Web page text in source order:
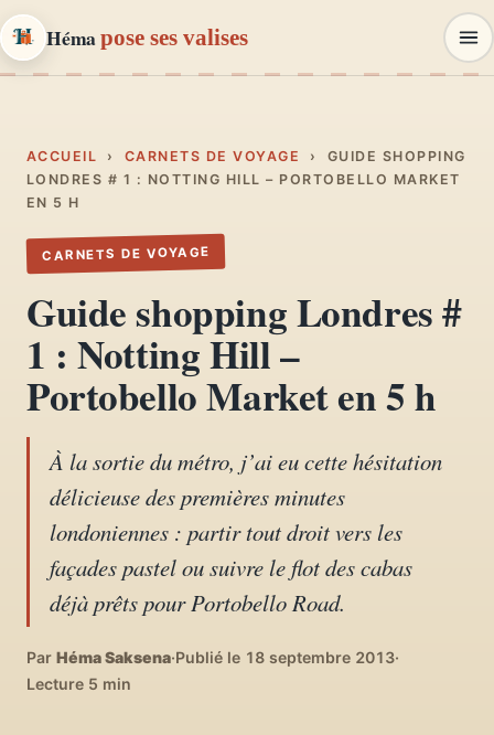
Hémapose ses valises
Récits, road-trips, itinéraires
02 Escapades en France
Provence, Paris, Marseille…
03 Mode et style
04 Lifestyle & déco
05 Recettes du monde
Cuisines voyageuses
06
ACCUEIL › CARNETS DE VOYAGE › GUIDE SHOPPING
LONDRES # 1 : NOTTING HILL – PORTOBELLO MARKET
EN 5 H
CARNETS DE VOYAGE
Guide shopping Londres #
1 : Notting Hill –
Portobello Market en 5 h
À la sortie du métro, j’ai eu cette hésitation
délicieuse des premières minutes
londoniennes : partir tout droit vers les
façades pastel ou suivre le flot des cabas
déjà prêts pour Portobello Road.
Par Héma Saksena·Publié le 18 septembre 2013·
Lecture 5 min